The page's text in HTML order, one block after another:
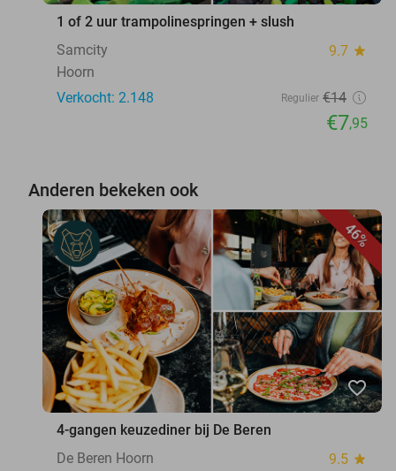
1 of 2 uur trampolinespringen + slush
Samcity
9.7 star
Hoorn
Verkocht: 2.148
Regulier €14
€7,95
Anderen bekeken ook
46%
favorite_border
4-gangen keuzediner bij De Beren
De Beren Hoorn
9.5 star